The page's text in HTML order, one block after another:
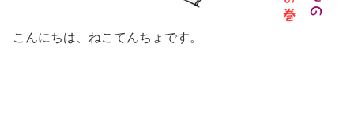
こんにちは、ねこてんちょです。